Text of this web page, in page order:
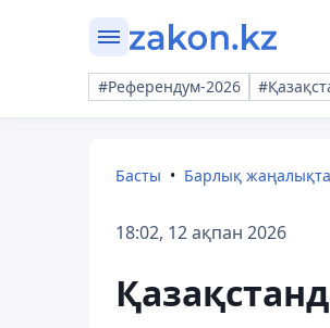
#Референдум-2026
Басты Барлық
18:02, 12 ақпан 2026